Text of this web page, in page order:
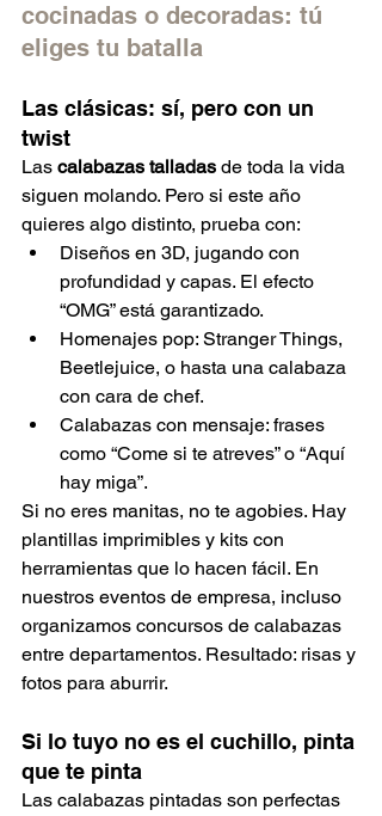
cocinadas o decoradas: tú
eliges tu batalla
Las clásicas: sí, pero con un
twist
Las calabazas talladas de toda la vida
siguen molando. Pero si este año
quieres algo distinto, prueba con:
Diseños en 3D, jugando con
profundidad y capas. El efecto
“OMG” está garantizado.
Homenajes pop: Stranger Things,
Beetlejuice, o hasta una calabaza
con cara de chef.
Calabazas con mensaje: frases
como “Come si te atreves” o “Aquí
hay miga”.
Si no eres manitas, no te agobies. Hay
plantillas imprimibles y kits con
herramientas que lo hacen fácil. En
nuestros eventos de empresa, incluso
organizamos concursos de calabazas
entre departamentos. Resultado: risas y
fotos para aburrir.
Si lo tuyo no es el cuchillo, pinta
que te pinta
Las calabazas pintadas son perfectas